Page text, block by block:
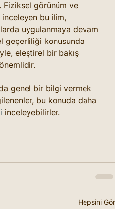
Fiziksel görünüm ve
bu ilim,
uygulanmaya devam
geçerliliği konusunda
eleştirel bir bakış
genel bir bilgi vermek
bu konuda daha
inceleyebilirler.
Hepsini Gör